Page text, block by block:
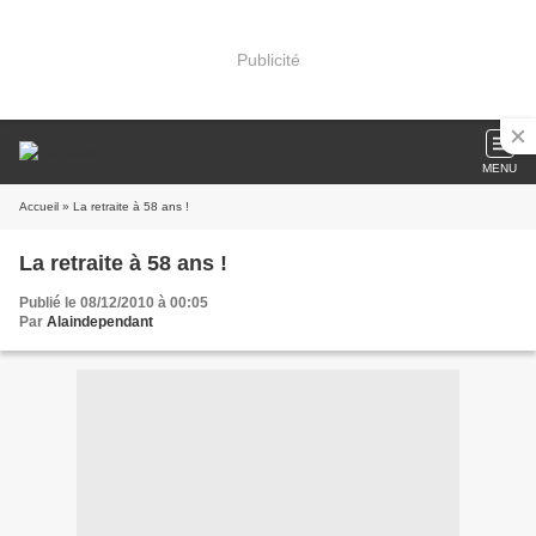
Publicité
MENU
Accueil » La retraite à 58 ans !
La retraite à 58 ans !
Publié le 08/12/2010 à 00:05
Par Alaindependant